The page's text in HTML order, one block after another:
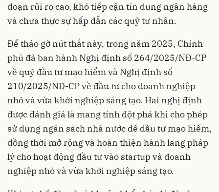
đoạn rủi ro cao, khó tiếp cận tín dụng ngân hàng
và chưa thực sự hấp dẫn các quỹ tư nhân.
Để tháo gỡ nút thắt này, trong năm 2025, Chính
phủ đã ban hành Nghị định số 264/2025/NĐ-CP
về quỹ đầu tư mạo hiểm và Nghị định số
210/2025/NĐ-CP về đầu tư cho doanh nghiệp
nhỏ và vừa khởi nghiệp sáng tạo. Hai nghị định
được đánh giá là mang tính đột phá khi cho phép
sử dụng ngân sách nhà nước để đầu tư mạo hiểm,
đồng thời mở rộng và hoàn thiện hành lang pháp
lý cho hoạt động đầu tư vào startup và doanh
nghiệp nhỏ và vừa khởi nghiệp sáng tạo.